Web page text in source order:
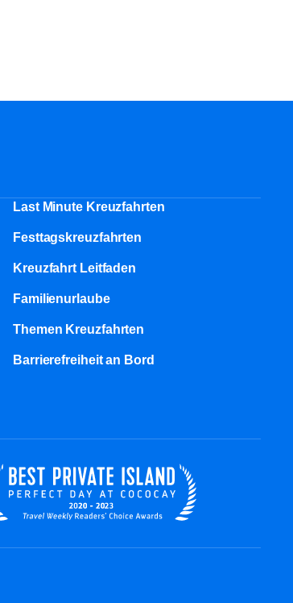
Last Minute Kreuzfahrten
Festtagskreuzfahrten​
Kreuzfahrt Leitfaden
Familienurlaube​
Themen Kreuzfahrten
Barrierefreiheit an Bord​